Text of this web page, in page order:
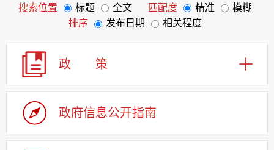
搜索位置 标题 全文 匹配度 精准
模糊
排序
发布日期 相关程度
政 策
政府信息公开指南